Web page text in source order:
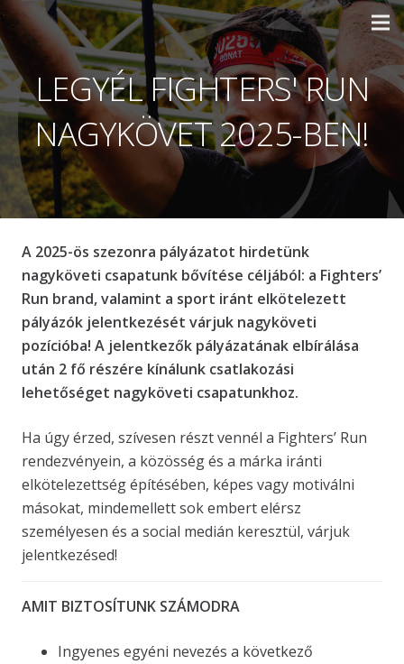
LEGYÉL FIGHTERS' RUN
NAGYKÖVET 2025-BEN!
A 2025-ös szezonra pályázatot hirdetünk
nagyköveti csapatunk bővítése céljából: a Fighters’
Run brand, valamint a sport iránt elkötelezett
pályázók jelentkezését várjuk nagyköveti
pozícióba! A jelentkezők pályázatának elbírálása
után 2 fő részére kínálunk csatlakozási
lehetőséget nagyköveti csapatunkhoz.
Ha úgy érzed, szívesen részt vennél a Fighters’ Run
rendezvényein, a közösség és a márka iránti
elkötelezettség építésében, képes vagy motiválni
másokat, mindemellett sok embert elérsz
személyesen és a social medián keresztül, várjuk
jelentkezésed!
AMIT BIZTOSÍTUNK SZÁMODRA
Ingyenes egyéni nevezés a következő